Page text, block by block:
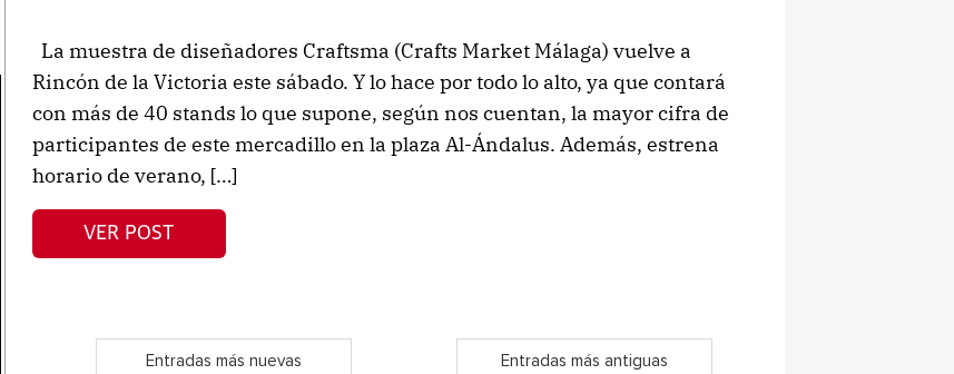
La muestra de diseñadores Craftsma (Crafts Market Málaga) vuelve a
Rincón de la Victoria este sábado. Y lo hace por todo lo alto, ya que contará
con más de 40 stands lo que supone, según nos cuentan, la mayor cifra de
participantes de este mercadillo en la plaza Al-Ándalus. Además, estrena
horario de verano, […]
VER POST
Entradas más nuevas Entradas más antiguas